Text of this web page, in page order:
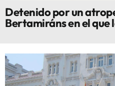
Detenido por un
Bertamiráns en el